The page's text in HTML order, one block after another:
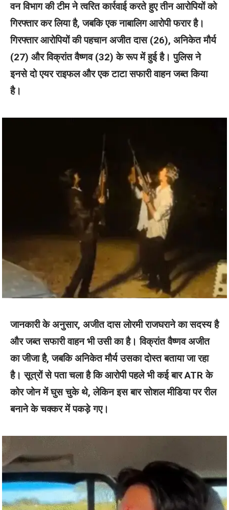
वन विभाग की टीम ने त्वरित कार्रवाई करते हुए तीन आरोपियों को
गिरफ्तार कर लिया है, जबकि एक नाबालिग आरोपी फरार है।
गिरफ्तार आरोपियों की पहचान अजीत दास (26), अनिकेत मौर्य
(27) और विक्रांत वैष्णव (32) के रूप में हुई है। पुलिस ने
इनसे दो एयर राइफल और एक टाटा सफारी वाहन जब्त किया
है।
जानकारी के अनुसार, अजीत दास लोरमी राजघराने का सदस्य है
और जब्त सफारी वाहन भी उसी का है। विक्रांत वैष्णव अजीत
का जीजा है, जबकि अनिकेत मौर्य उसका दोस्त बताया जा रहा
है। सूत्रों से पता चला है कि आरोपी पहले भी कई बार ATR के
कोर जोन में घुस चुके थे, लेकिन इस बार सोशल मीडिया पर रील
बनाने के चक्कर में पकड़े गए।